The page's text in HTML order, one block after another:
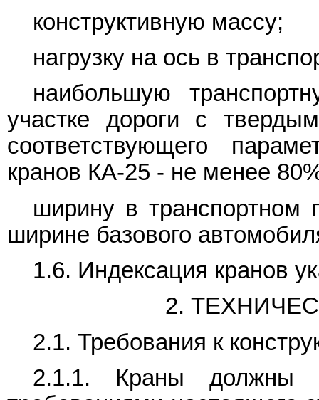
конструктивную массу;
нагрузку на ось в
наибольшую
участке дороги с
соответствующего
кранов КА-25 - не менее
ширину в транспортном
ширине базового
1.6. Индексация кранов
2.
2.1. Требования к
2.1.1. Краны должны